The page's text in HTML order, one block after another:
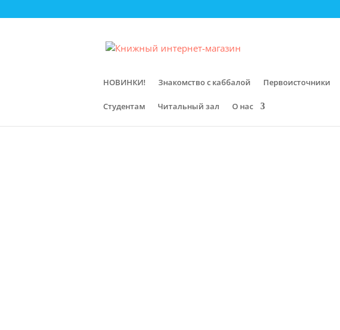
НОВИНКИ! Знакомство с каббалой Первоисточники
Студентам Читальный зал О нас
Главная/ Магазин/Первоисточники
НОВИНКА